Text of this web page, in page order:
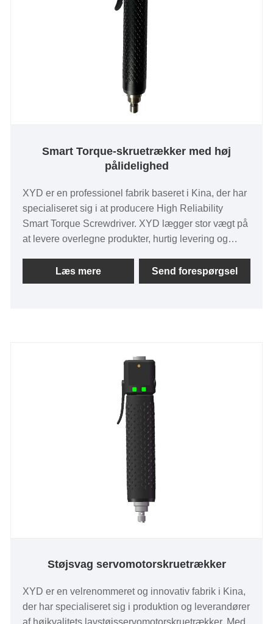
Smart Torque-skruetrækker med høj
pålidelighed
XYD er en professionel fabrik baseret i Kina, der har
specialiseret sig i at producere High Reliability
Smart Torque Screwdriver. XYD lægger stor vægt på
at levere overlegne produkter, hurtig levering og
formidabelt omdømme på det globale marked. Med
sin enestående ekspertise inden for High Reliability
Læs mere Send forespørgsel
Støjsvag servomotorskruetrækker
XYD er en velrenommeret og innovativ fabrik i Kina,
der har specialiseret sig i produktion og leverandører